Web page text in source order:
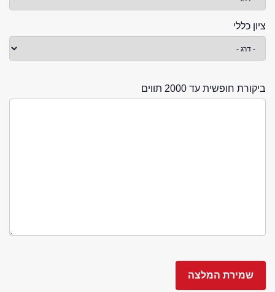
ציון כללי
ביקורת חופשית עד 2000 תווים